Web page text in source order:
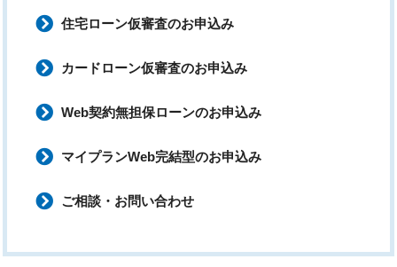
住宅ローン仮審査のお申込み
カードローン仮審査のお申込み
Web契約無担保ローンのお申込み
マイプランWeb完結型のお申込み
ご相談・お問い合わせ